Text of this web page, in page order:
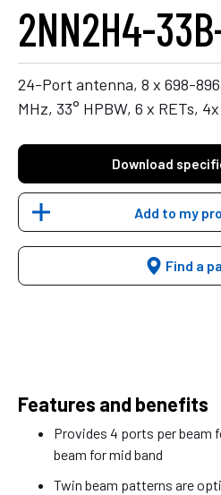
2NN2H4-
24-Port antenna, 8 x 698-896
MHz, 33° HPBW, 6 x RETs,
Download
Add to my
Find a
Features and benefits
Provides 4 ports per beam
beam for mid band
Twin beam patterns are